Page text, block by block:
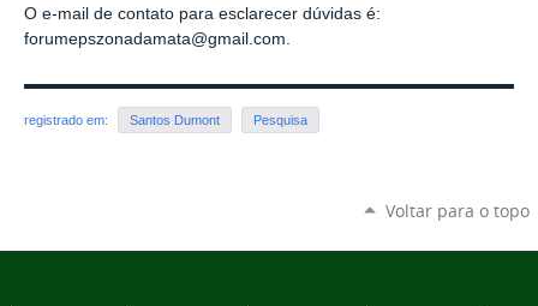
O e-mail de contato para esclarecer dúvidas é:
forumepszonadamata@gmail.com.
registrado em: Santos Dumont Pesquisa
Voltar para o topo